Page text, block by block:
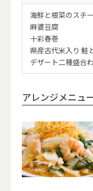
海鮮と根菜のスチ
麻婆豆腐
十彩春巻
県産古代米入り 鮭
デザート二種盛合
アレンジメニュ